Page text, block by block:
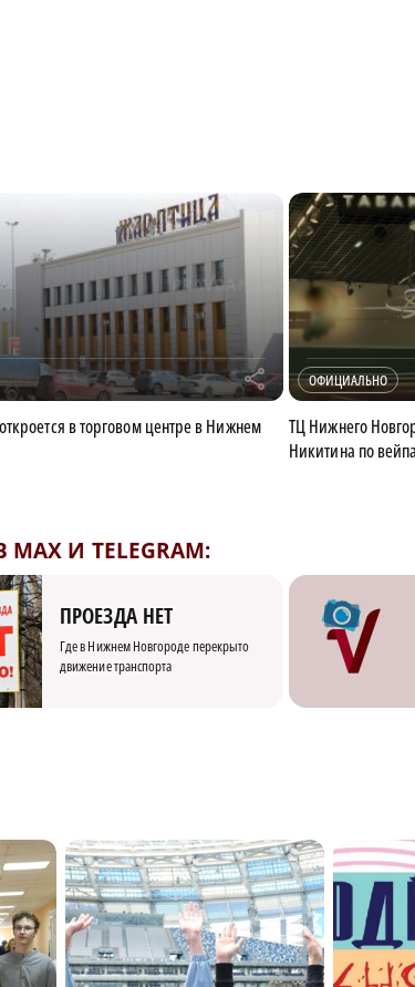
r
в торговом центре в Нижнем
ОФИЦИАЛЬНО
ТЦ Нижнего
Никитина по
И TELEGRAM:
ПРОЕЗДА НЕТ
Где в Нижнем Новгороде перекрыто
движение транспорта